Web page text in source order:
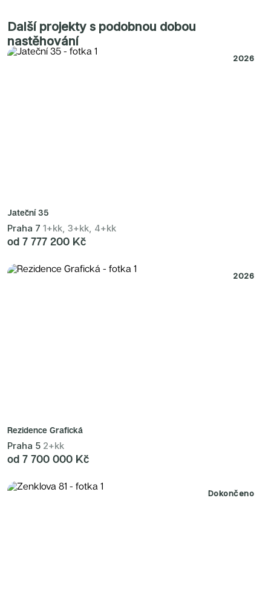
Další projekty s podobnou dobou
nastěhování
2026
Jateční 35
Praha 7 1+kk, 3+kk, 4+kk
od 7 777 200 Kč
2026
Rezidence Grafická
Praha 5 2+kk
od 7 700 000 Kč
Dokončeno
PORTTI Kladno II
Linea Pura
Lihovar Smíchov Sever
Idylka Lochkov